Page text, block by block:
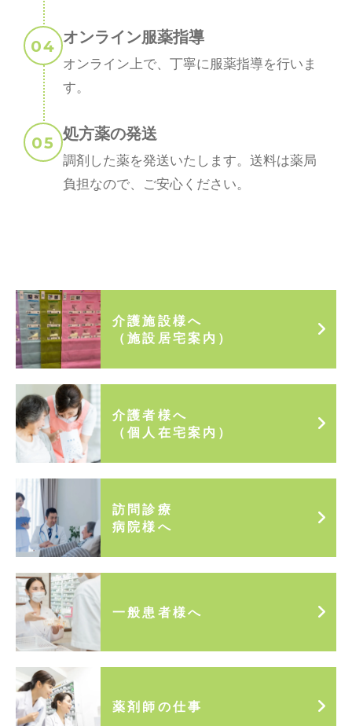
オンライン服薬指導
オンライン上で、丁寧に服薬指導を行いま
す。
処方薬の発送
調剤した薬を発送いたします。送料は薬局
負担なので、ご安心ください。
介護施設様へ
（施設居宅案内）
介護者様へ
（個人在宅案内）
訪問診療
病院様へ
一般患者様へ
薬剤師の仕事